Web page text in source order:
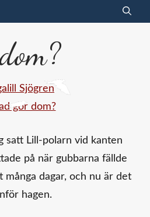
Sjögren
satt Lill-polarn vid kanten
på när gubbarna fällde
dagar, och nu är det
hagen.